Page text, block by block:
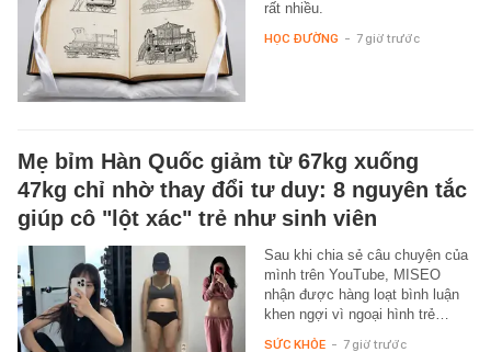
rất nhiều.
HỌC ĐƯỜNG - 7 giờ trước
Mẹ bỉm Hàn Quốc giảm từ 67kg xuống
47kg chỉ nhờ thay đổi tư duy: 8 nguyên tắc
giúp cô "lột xác" trẻ như sinh viên
Sau khi chia sẻ câu chuyện của
mình trên YouTube, MISEO
nhận được hàng loạt bình luận
khen ngợi vì ngoại hình trẻ…
SỨC KHỎE - 7 giờ trước